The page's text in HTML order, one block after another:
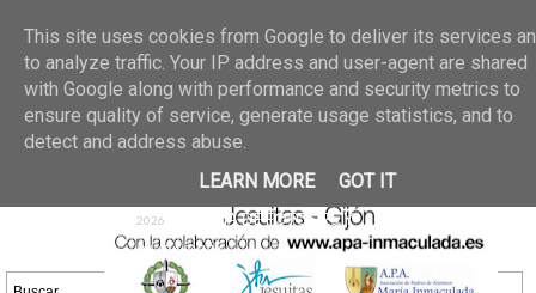
02 jun 2026
GALERIA DE FOTOS
30/05/2026
25 may 2026
GALERIA
DE FOTOS 23/05/2026
20 may
2026
GALERIA DE FOTOS
16/05/2026
DE FOTOS 09/05/2026
28 abr
2026
GALERIA DE FOTOS 25 Y
26/04/2026
This site uses cookies from Google to deliver its services
to analyze traffic. Your IP address and user-agent are shared
with Google along with performance and security metrics to
ensure quality of service, generate usage statistics, and to
detect and address abuse.
LEARN MORE
GOT IT